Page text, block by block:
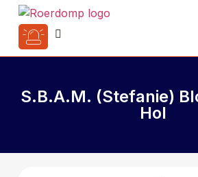
S.B.A.M. (Stefanie)
Hol